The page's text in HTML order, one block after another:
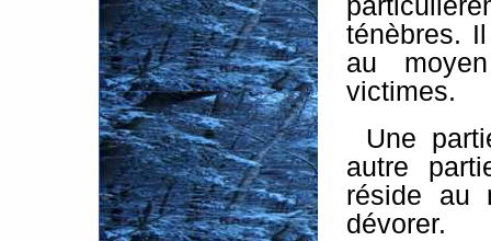
ténèbres.
au
victimes.
Une
autre
réside au
dévorer.